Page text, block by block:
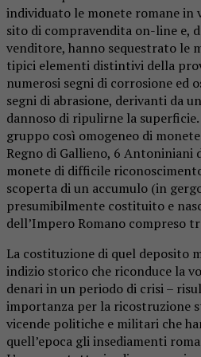
individuato le monete romane in
sito di compravendita on-line e,
venditore, hanno sequestrato le
tipici elementi distintivi della
numerosi segni di corrosione ed
segni di abrasione, derivanti da
dannoso di ripulirne la
gruppo così omogeneo di
Regno di Gallieno, 6 Antoniniani
monete di difficile
scoperta di un accumulo (in
presumibilmente costituito e
dell’Impero Romano compreso
La costituzione di quel deposito
indizio storico che riconduce la
denari in un periodo di crisi –
importanza per la ricostruzione
vicende politiche e militari che
quell’epoca gli insediamenti